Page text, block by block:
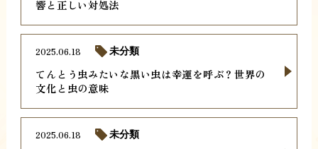
響と正しい対処法
てんとう虫みたいな黒い虫は幸運を呼ぶ？世界の
文化と虫の意味
2025.06.18 未分類
2025.06.18 未分類